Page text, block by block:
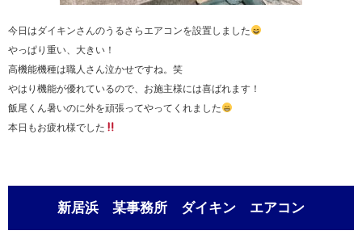
今日はダイキンさんのうるさらエアコンを設置しました
やっぱり重い、大きい！
高機能機種は職人さん泣かせですね。笑
やはり機能が優れているので、お施主様には喜ばれます！
飯尾くん暑いのに外を頑張ってやってくれました
本日もお疲れ様でした
新居浜 某事務所 ダイキン エアコン